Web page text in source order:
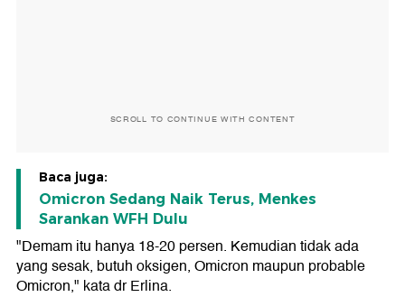
SCROLL TO CONTINUE WITH CONTENT
Baca juga:
Omicron Sedang Naik Terus, Menkes
Sarankan WFH Dulu
"Demam itu hanya 18-20 persen. Kemudian tidak ada
yang sesak, butuh oksigen, Omicron maupun probable
Omicron," kata dr Erlina.